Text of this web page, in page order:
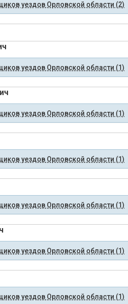
уездов Орловской области (2)
уездов Орловской области (1)
уездов Орловской области (1)
уездов Орловской области (1)
уездов Орловской области (1)
уездов Орловской области (1)
уездов Орловской области (1)